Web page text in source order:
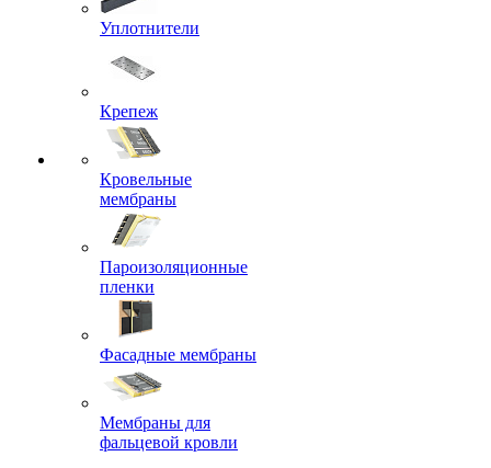
Уплотнители
Крепеж
Кровельные
мембраны
Пароизоляционные
пленки
Фасадные мембраны
Мембраны для
фальцевой кровли